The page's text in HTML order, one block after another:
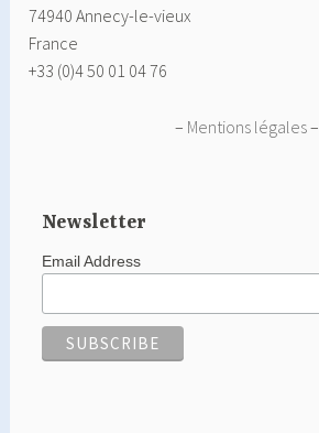
74940 Annecy-le-vieux
France
+33 (0)4 50 01 04 76
– Mentions légales–
Newsletter
Email Address